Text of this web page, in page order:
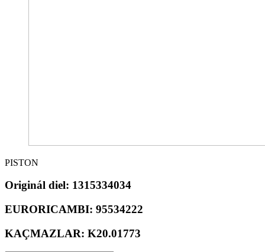
PISTON
Originál diel: 1315334034
EURORICAMBI: 95534222
KAÇMAZLAR: K20.01773